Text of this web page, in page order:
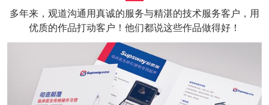
多年来，观道沟通用真诚的服务与精湛的技术服务客户，用
优质的作品打动客户！他们都说这些作品做得好！